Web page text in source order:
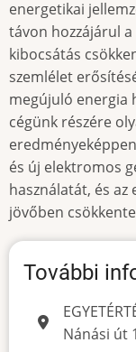
energetikai
távon hozzájárul a
kibocsátás
szemlélet
megújuló energia
cégünk részére
és új elektromos
használatát, és az
jövőben
További
Nánási út